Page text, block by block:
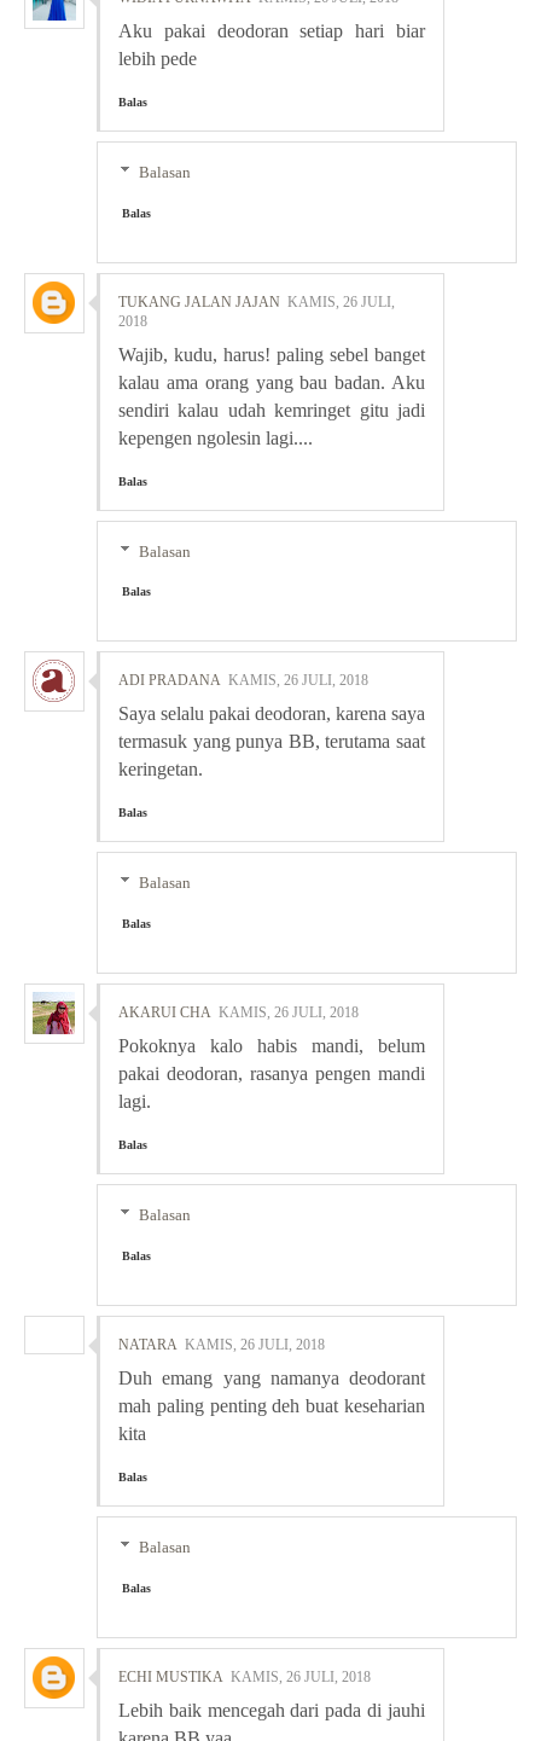
Aku pakai deodoran setiap hari biar
lebih pede
Balas
Balasan
Balas
TUKANG JALAN JAJAN KAMIS, 26 JULI,
2018
Wajib, kudu, harus! paling sebel banget
kalau ama orang yang bau badan. Aku
sendiri kalau udah kemringet gitu jadi
kepengen ngolesin lagi....
Balas
Balasan
Balas
ADI PRADANA KAMIS, 26 JULI, 2018
Saya selalu pakai deodoran, karena saya
termasuk yang punya BB, terutama saat
keringetan.
Balas
Balasan
Balas
AKARUI CHA KAMIS, 26 JULI, 2018
Pokoknya kalo habis mandi, belum
pakai deodoran, rasanya pengen mandi
lagi.
Balas
Balasan
Balas
NATARA KAMIS, 26 JULI, 2018
Duh emang yang namanya deodorant
mah paling penting deh buat keseharian
kita
Balas
Balasan
Balas
ECHI MUSTIKA KAMIS, 26 JULI, 2018
Lebih baik mencegah dari pada di jauhi